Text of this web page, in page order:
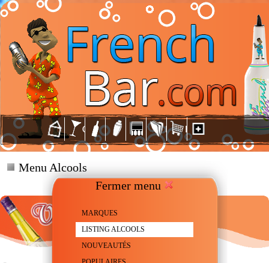
Fermer menu
MARQUES
LISTING ALCOOLS
NOUVEAUTÉS
Menu Alcools